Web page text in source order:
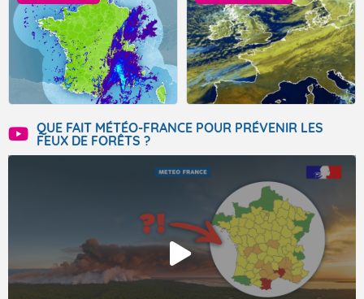
QUE FAIT MÉTÉO-FRANCE POUR PRÉVENIR LES
FEUX DE FORÊTS ?